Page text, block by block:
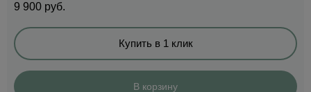
9 900 руб.
Купить в 1 клик
В корзину